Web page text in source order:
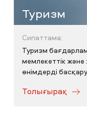
Туризм
Сипаттама:
Туризм
мемлекеттік және
өнімдерді
Толығырақ